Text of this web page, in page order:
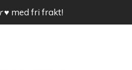
♥ med fri frakt!